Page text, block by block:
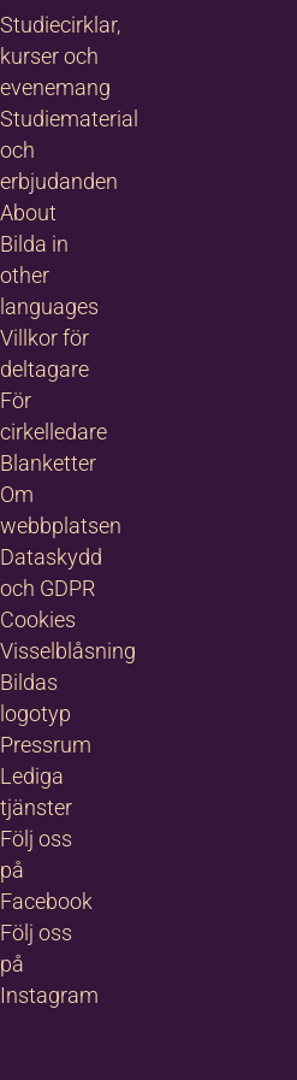
Studiecirklar,
kurser och
evenemang
Studiematerial
och
erbjudanden
About
Bilda in
other
languages
Villkor för
deltagare
För
cirkelledare
Blanketter
Om
webbplatsen
Dataskydd
och GDPR
Cookies
Visselblåsning
Bildas
logotyp
Pressrum
Lediga
tjänster
Följ oss
på
Facebook
Följ oss
på
Instagram